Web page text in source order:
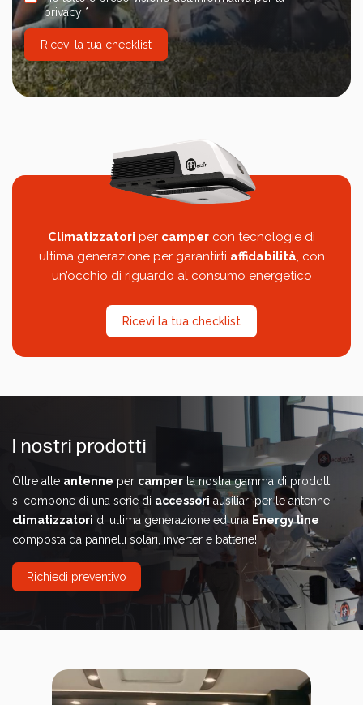
privacy *
Climatizzatori per camper con tecnologie di
ultima generazione per garantirti affidabilità, con
un’occhio di riguardo al consumo energetico
Ricevi la tua checklist
I nostri prodotti
Oltre alle antenne per camper la nostra gamma di prodotti
si compone di una serie di accessori ausiliari per le antenne,
climatizzatori di ultima generazione ed una Energy line
composta da pannelli solari, inverter e batterie!
Richiedi preventivo